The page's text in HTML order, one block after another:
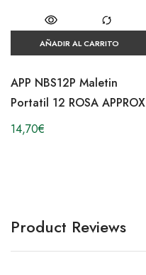
AÑADIR AL CARRITO
APP NBS12P Maletin
Portatil 12 ROSA APPROX
14,70€
Product Reviews